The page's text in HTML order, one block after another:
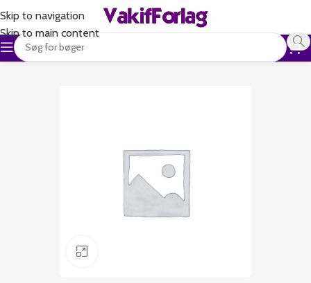
Skip to navigation
Skip to main content